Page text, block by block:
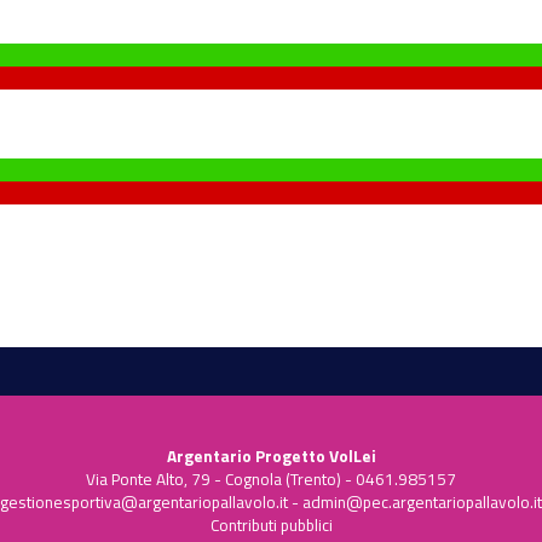
Argentario Progetto VolLei
Via Ponte Alto, 79 - Cognola (Trento) - 0461.985157
gestionesportiva@argentariopallavolo.it- admin@pec.argentariopallavolo.it
Contributi pubblici